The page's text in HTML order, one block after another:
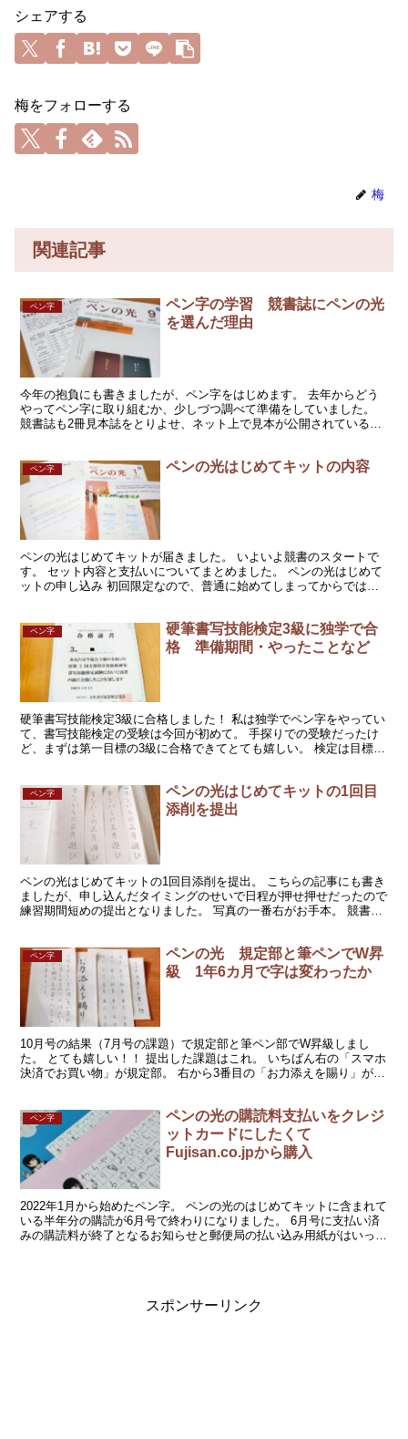
シェアする
梅をフォローする
梅
関連記事
ペン字
ペン字の学習 競書誌にペンの光
を選んだ理由
今年の抱負にも書きましたが、ペン字をはじめます。 去年からどう
やってペン字に取り組むか、少しづつ調べて準備をしていました。
競書誌も2冊見本誌をとりよせ、ネット上で見本が公開されているも
ペン字 ペンの光はじめてキットの内容
ペンの光はじめてキットが届きました。 いよいよ競書のスタートで
す。 セット内容と支払いについてまとめました。 ペンの光はじめて
ットの申し込み 初回限定なので、普通に始めてしまってからでは申
ペン字
硬筆書写技能検定3級に独学で合
格 準備期間・やったことなど
硬筆書写技能検定3級に合格しました！ 私は独学でペン字をやってい
て、書写技能検定の受験は今回が初めて。 手探りでの受験だったけ
ど、まずは第一目標の3級に合格できてとても嬉しい。 検定は目標に
ペン字
ペンの光はじめてキットの1回目
添削を提出
ペンの光はじめてキットの1回目添削を提出。 こちらの記事にも書き
ましたが、申し込んだタイミングのせいで日程が押せ押せだったので
練習期間短めの提出となりました。 写真の一番右がお手本。 競書用
ペン字
ペンの光 規定部と筆ペンでW昇
級 1年6カ月で字は変わったか
10月号の結果（7月号の課題）で規定部と筆ペン部でW昇級しまし
た。 とても嬉しい！！ 提出した課題はこれ。 いちばん右の「スマホ
決済でお買い物」が規定部。 右から3番目の「お力添えを賜り」が筆
ペン字
ペンの光の購読料支払いをクレジ
ットカードにしたくて
Fujisan.co.jpから購入
2022年1月から始めたペン字。 ペンの光のはじめてキットに含まれて
いる半年分の購読が6月号で終わりになりました。 6月号に支払い済
みの購読料が終了となるお知らせと郵便局の払い込み用紙がはいって
スポンサーリンク